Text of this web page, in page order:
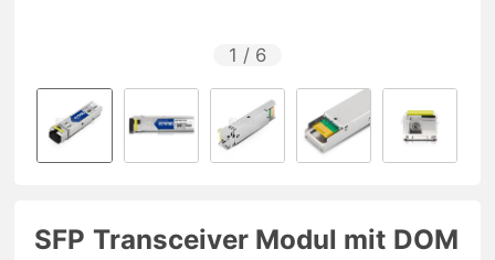
1 / 6
SFP Transceiver Modul mit DOM